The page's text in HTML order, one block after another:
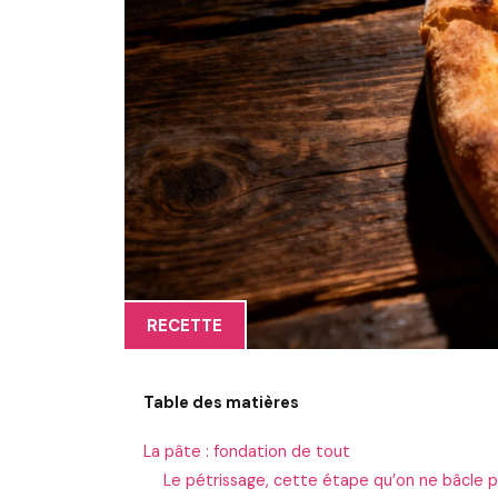
RECETTE
Table des matières
La pâte : fondation de tout
Le pétrissage, cette étape qu’on ne bâcle